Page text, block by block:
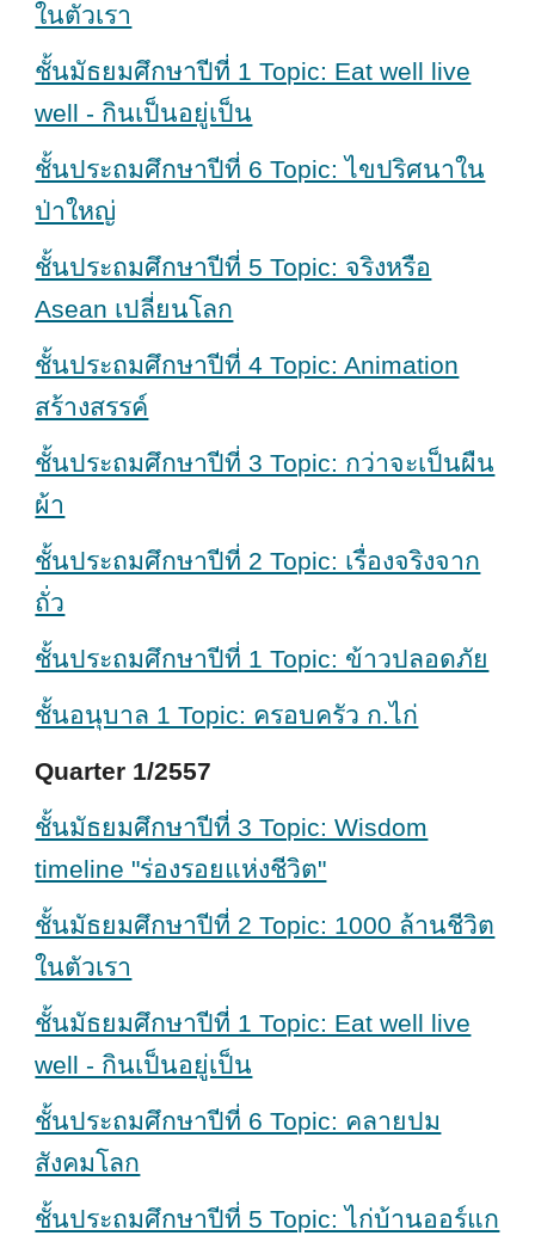
ในตัวเรา
ชั้นมัธยมศึกษาปีที่ 1 Topic: Eat well live
well - กินเป็นอยู่เป็น
ชั้นประถมศึกษาปีที่ 6 Topic: ไขปริศนาใน
ป่าใหญ่
ชั้นประถมศึกษาปีที่ 5 Topic: จริงหรือ
Asean เปลี่ยนโลก
ชั้นประถมศึกษาปีที่ 4 Topic: Animation
สร้างสรรค์
ชั้นประถมศึกษาปีที่ 3 Topic: กว่าจะเป็นผืน
ผ้า
ชั้นประถมศึกษาปีที่ 2 Topic: เรื่องจริงจาก
ถั่ว
ชั้นประถมศึกษาปีที่ 1 Topic: ข้าวปลอดภัย
ชั้นอนุบาล 1 Topic: ครอบครัว ก.ไก่
Quarter 1/2557
ชั้นมัธยมศึกษาปีที่ 3 Topic: Wisdom
timeline "ร่องรอยแห่งชีวิต"
ชั้นมัธยมศึกษาปีที่ 2 Topic: 1000 ล้านชีวิต
ในตัวเรา
ชั้นมัธยมศึกษาปีที่ 1 Topic: Eat well live
well - กินเป็นอยู่เป็น
ชั้นประถมศึกษาปีที่ 6 Topic: คลายปม
สังคมโลก
ชั้นประถมศึกษาปีที่ 5 Topic: ไก่บ้านออร์แก